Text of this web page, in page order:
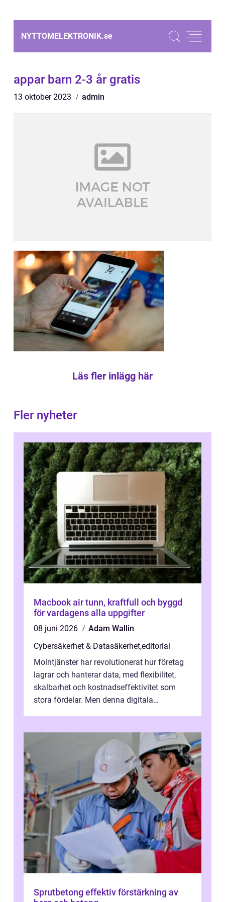
NYTTOMELEKTRONIK.se
appar barn 2-3 år gratis
13 oktober 2023 admin
Läs fler inlägg här
Fler nyheter
Macbook air tunn, kraftfull och byggd
för vardagens alla uppgifter
08 juni 2026
Adam Wallin
Cybersäkerhet & Datasäkerhet,editorial
Molntjänster har revolutionerat hur företag
lagrar och hanterar data, med flexibilitet,
skalbarhet och kostnadseffektivitet som
stora fördelar. Men denna digitala
Sprutbetong effektiv förstärkning av